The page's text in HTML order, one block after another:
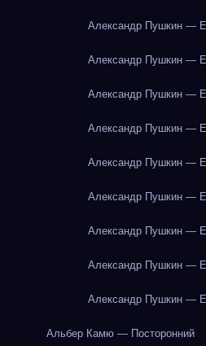
Александр Пушкин —
Александр Пушкин —
Александр Пушкин —
Александр Пушкин —
Александр Пушкин —
Александр Пушкин —
Александр Пушкин —
Александр Пушкин —
Александр Пушкин —
Альбер Камю — Посторонний